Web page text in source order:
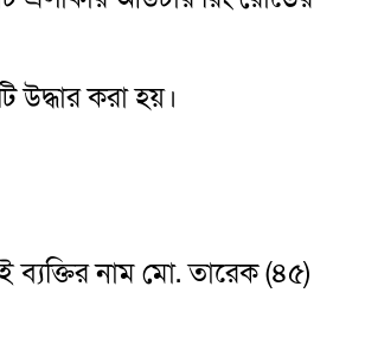
উদ্ধার করা হয়।
ব্যক্তির নাম মো. তারেক (৪৫)